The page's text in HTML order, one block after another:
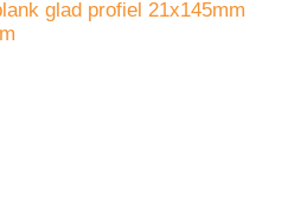
glad profiel 21x145mm